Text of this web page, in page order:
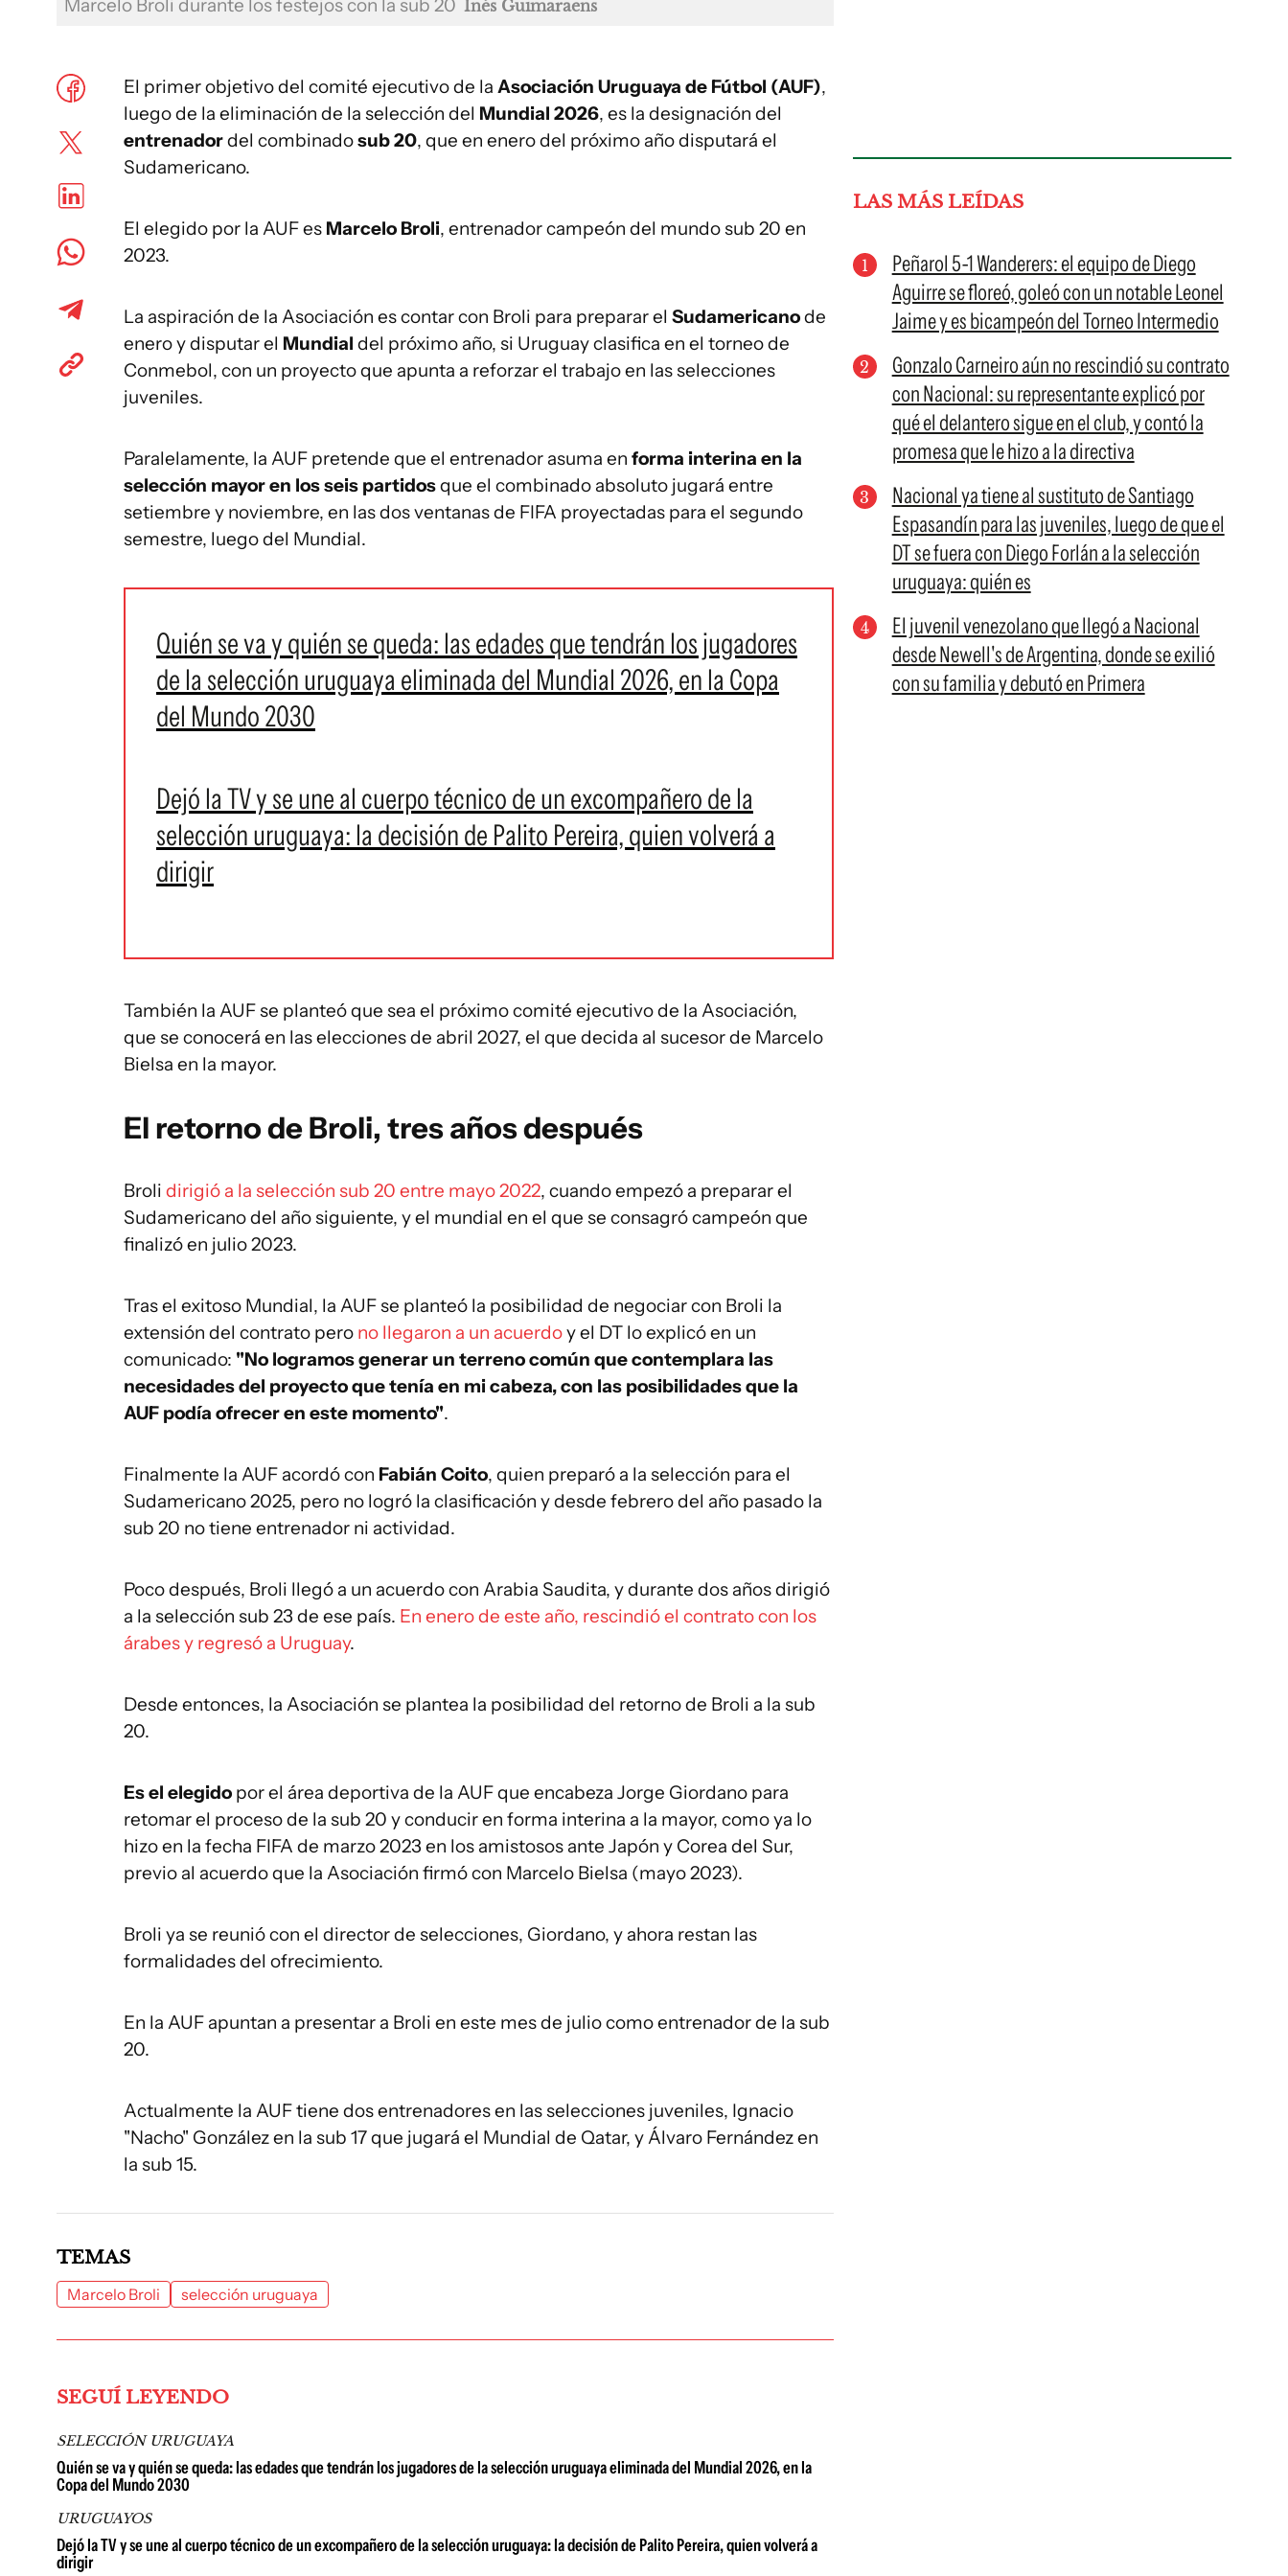
Marcelo Broli durante los festejos con la sub 20 Inés Guimaraens
El primer objetivo del comité ejecutivo de la Asociación Uruguaya de Fútbol (AUF),
luego de la eliminación de la selección del Mundial 2026, es la designación del
entrenadordel combinadosub 20, que en enero del próximo año disputará el
Sudamericano.
El elegido por la AUF es Marcelo Broli, entrenador campeón del mundo sub 20 en
2023.
La aspiración de la Asociación es contar con Broli para preparar el Sudamericanode
enero y disputar el Mundial del próximo año, si Uruguay clasifica en el torneo de
Conmebol, con un proyecto que apunta a reforzar el trabajo en las selecciones
juveniles.
Paralelamente, la AUF pretende que el entrenador asuma en forma interina en la
selección mayor en los seis partidosque el combinado absoluto jugará entre
setiembre y noviembre, en las dos ventanas de FIFA proyectadas para el segundo
semestre, luego del Mundial.
Quién se va y quién se queda: las edades que tendrán los jugadores
de la selección uruguaya eliminada del Mundial 2026, en la Copa
del Mundo 2030
Dejó la TV y se une al cuerpo técnico de un excompañero de la
selección uruguaya: la decisión de Palito Pereira, quien volverá a
dirigir
También la AUF se planteó que sea el próximo comité ejecutivo de la Asociación,
que se conocerá en las elecciones de abril 2027, el que decida al sucesor de Marcelo
Bielsa en la mayor.
El retorno de Broli, tres años después
Broli dirigió a la selección sub 20 entre mayo 2022, cuando empezó a preparar el
Sudamericano del año siguiente, y el mundial en el que se consagró campeón que
finalizó en julio 2023.
Tras el exitoso Mundial, la AUF se planteó la posibilidad de negociar con Broli la
extensión del contrato pero no llegaron a un acuerdoy el DT lo explicó en un
comunicado: "No logramos generar un terreno común que contemplara las
necesidades del proyecto que tenía en mi cabeza, con las posibilidades que la
AUF podía ofrecer en este momento".
Finalmente la AUF acordó con Fabián Coito, quien preparó a la selección para el
Sudamericano 2025, pero no logró la clasificación y desde febrero del año pasado la
sub 20 no tiene entrenador ni actividad.
Poco después, Broli llegó a un acuerdo con Arabia Saudita, y durante dos años dirigió
a la selección sub 23 de ese país. En enero de este año, rescindió el contrato con los
árabes y regresó a Uruguay.
Desde entonces, la Asociación se plantea la posibilidad del retorno de Broli a la sub
20.
Es el elegido por el área deportiva de la AUF que encabeza Jorge Giordano para
retomar el proceso de la sub 20 y conducir en forma interina a la mayor, como ya lo
hizo en la fecha FIFA de marzo 2023 en los amistosos ante Japón y Corea del Sur,
previo al acuerdo que la Asociación firmó con Marcelo Bielsa (mayo 2023).
Broli ya se reunió con el director de selecciones, Giordano, y ahora restan las
formalidades del ofrecimiento.
En la AUF apuntan a presentar a Broli en este mes de julio como entrenador de la sub
20.
Actualmente la AUF tiene dos entrenadores en las selecciones juveniles, Ignacio
"Nacho" González en la sub 17 que jugará el Mundial de Qatar, y Álvaro Fernández en
la sub 15.
LAS MÁS LEÍDAS
Peñarol 5-1 Wanderers: el equipo de Diego
Aguirre se floreó, goleó con un notable Leonel
Jaime y es bicampeón del Torneo Intermedio
Gonzalo Carneiro aún no rescindió su contrato
con Nacional: su representante explicó por
qué el delantero sigue en el club, y contó la
promesa que le hizo a la directiva
Nacional ya tiene al sustituto de Santiago
Espasandín para las juveniles, luego de que el
DT se fuera con Diego Forlán a la selección
uruguaya: quién es
El juvenil venezolano que llegó a Nacional
desde Newell's de Argentina, donde se exilió
con su familia y debutó en Primera
TEMAS
Marcelo Broli selección uruguaya
SEGUÍ LEYENDO
SELECCIÓN URUGUAYA
Quién se va y quién se queda: las edades que tendrán los jugadores de la selección uruguaya eliminada del Mundial 2026, en la
Copa del Mundo 2030
URUGUAYOS
Dejó la TV y se une al cuerpo técnico de un excompañero de la selección uruguaya: la decisión de Palito Pereira, quien volverá a
dirigir